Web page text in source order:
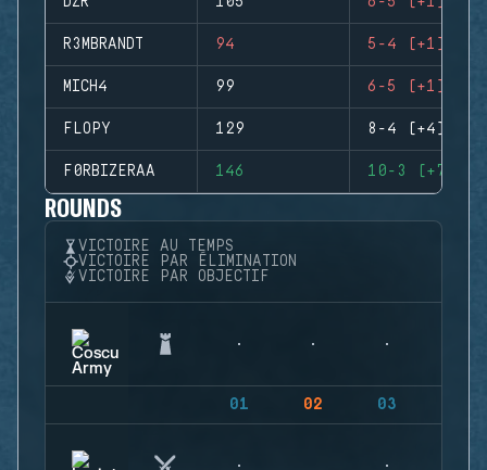
R3MBRANDT 94 5-4 (+1)
MICH4 99 6-5 (+1)
FLOPY 129 8-4 (+4)
F0RBIZERAA 146 10-3 (+7)
ROUNDS
VICTOIRE AU TEMPS
VICTOIRE PAR ÉLIMINATION
VICTOIRE PAR OBJECTIF
01 02 03